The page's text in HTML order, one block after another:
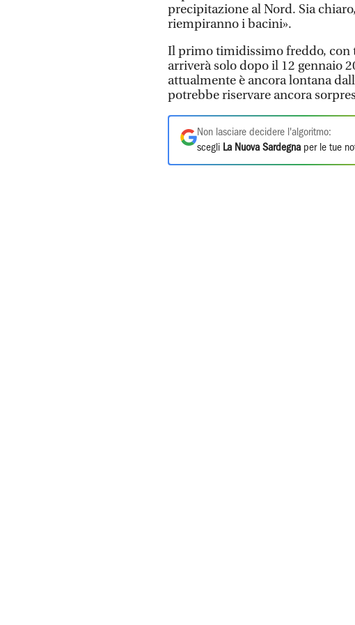
precipitazione al Nord. Sia
riempiranno i bacini».
Il primo timidissimo freddo, con
arriverà solo dopo il 12 gennaio
attualmente è ancora lontana
potrebbe riservare ancora
Non lasciare decidere l'algoritmo:
scegli La Nuova Sardegna per le tue